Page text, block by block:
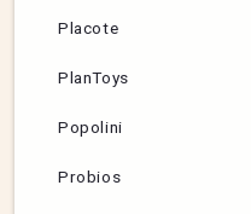
Placote
PlanToys
Popolini
Probios